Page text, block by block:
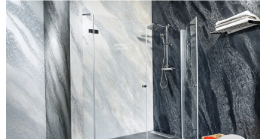
0,0
z
5
hvězdiček.